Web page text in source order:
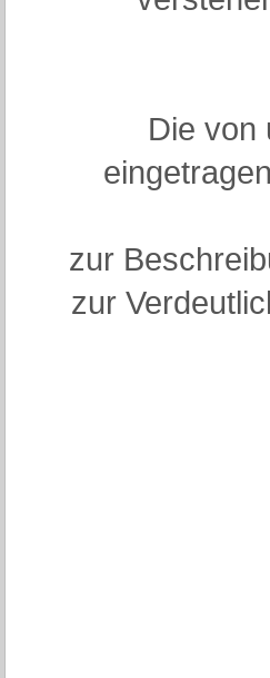
Die von
zur
zur